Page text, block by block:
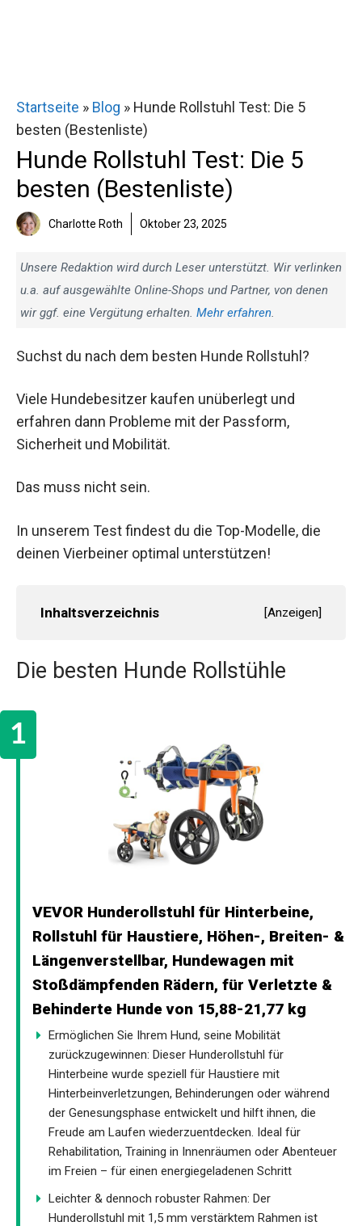
Startseite » Blog » Hunde Rollstuhl Test: Die 5
besten (Bestenliste)
Hunde Rollstuhl Test: Die 5
besten (Bestenliste)
Charlotte Roth Oktober 23, 2025
Unsere Redaktion wird durch Leser unterstützt. Wir verlinken
u.a. auf ausgewählte Online-Shops und Partner, von denen
wir ggf. eine Vergütung erhalten. Mehr erfahren.
Suchst du nach dem besten Hunde Rollstuhl?
Viele Hundebesitzer kaufen unüberlegt und
erfahren dann Probleme mit der Passform,
Sicherheit und Mobilität.
Das muss nicht sein.
In unserem Test findest du die Top-Modelle, die
deinen Vierbeiner optimal unterstützen!
Inhaltsverzeichnis [Anzeigen]
Die besten Hunde Rollstühle
VEVOR Hunderollstuhl für Hinterbeine,
Rollstuhl für Haustiere, Höhen-, Breiten- &
Längenverstellbar, Hundewagen mit
Stoßdämpfenden Rädern, für Verletzte &
Behinderte Hunde von 15,88-21,77 kg
Ermöglichen Sie Ihrem Hund, seine Mobilität
zurückzugewinnen: Dieser Hunderollstuhl für
Hinterbeine wurde speziell für Haustiere mit
Hinterbeinverletzungen, Behinderungen oder während
der Genesungsphase entwickelt und hilft ihnen, die
Freude am Laufen wiederzuentdecken. Ideal für
Rehabilitation, Training in Innenräumen oder Abenteuer
im Freien – für einen energiegeladenen Schritt
Leichter & dennoch robuster Rahmen: Der
Hunderollstuhl mit 1,5 mm verstärktem Rahmen ist